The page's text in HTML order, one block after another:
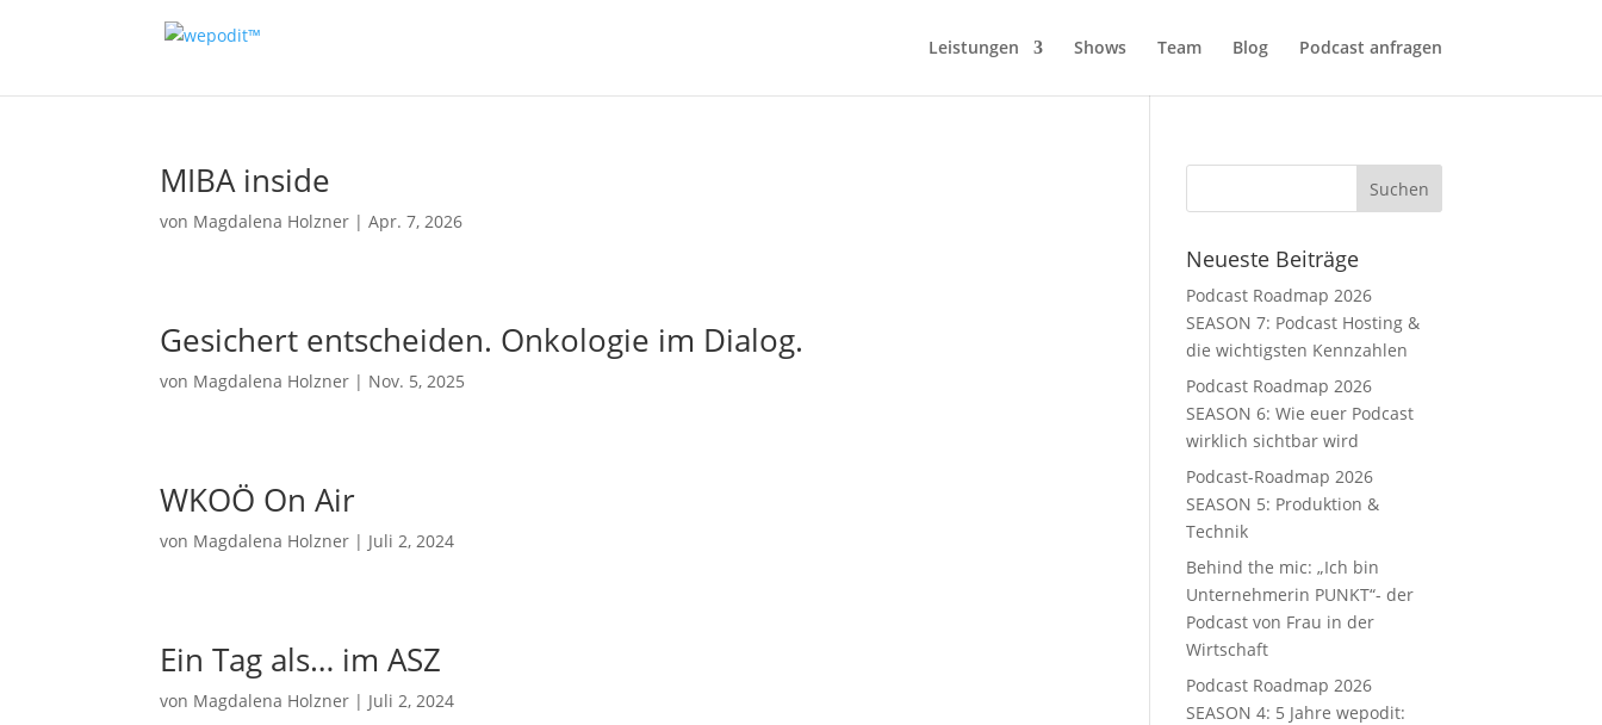
Leistungen Shows Team Blog Podcast anfragen
MIBA inside
von Magdalena Holzner |Apr. 7, 2026
Gesichert entscheiden. Onkologie im Dialog.
von Magdalena Holzner | Nov. 5, 2025
WKOÖ On Air
von Magdalena Holzner | Juli 2, 2024
Ein Tag als… im ASZ
von Magdalena Holzner | Juli 2, 2024
Neueste Beiträge
Podcast Roadmap 2026
SEASON 7: Podcast Hosting &
die wichtigsten Kennzahlen
Podcast Roadmap 2026
SEASON 6: Wie euer Podcast
wirklich sichtbar wird
Podcast-Roadmap 2026
SEASON 5: Produktion &
Technik
Behind the mic: „Ich bin
Unternehmerin PUNKT“- der
Podcast von Frau in der
Wirtschaft
Podcast Roadmap 2026
SEASON 4: 5 Jahre wepodit: